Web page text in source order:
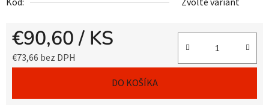
€90,60/ KS
€73,66 bez DPH
DO KOŠÍKA